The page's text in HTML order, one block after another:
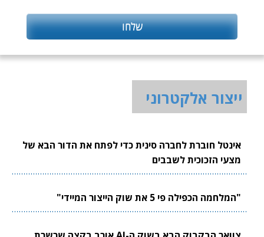
ייצור אלקטרוני
אינטל חוברת לחברה סינית כדי לפתח את הדור הבא של
מצעי הזכוכית לשבבים
"המלחמה הכפילה פי 5 את שוק הייצור המיידי"